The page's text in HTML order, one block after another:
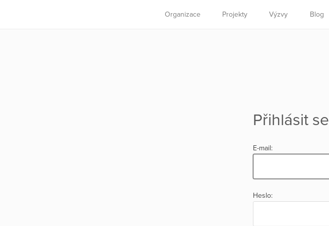
Organizace Projekty Výzvy Blog
Přihlásit se
E-mail:
Heslo: